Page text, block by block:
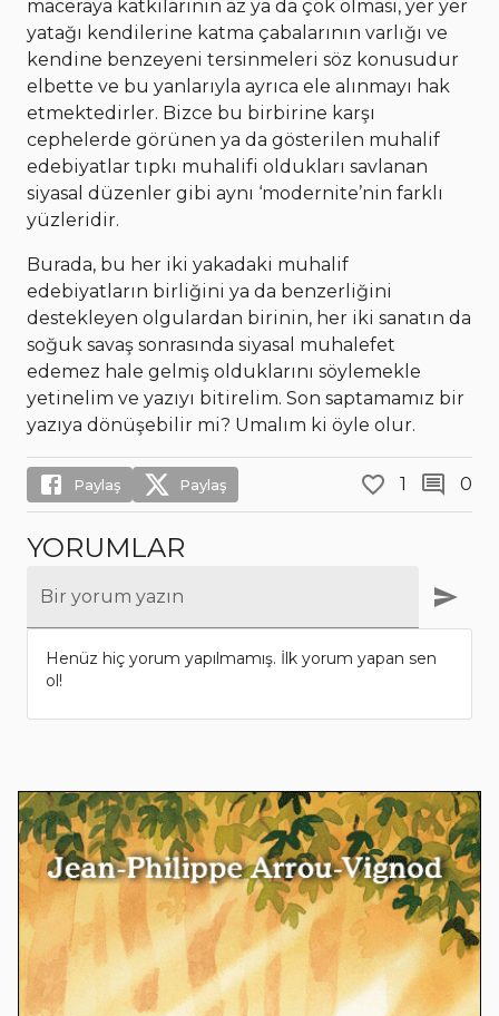
maceraya katkılarının az ya da çok olması, yer yer
yatağı kendilerine katma çabalarının varlığı ve
kendine benzeyeni tersinmeleri söz konusudur
elbette ve bu yanlarıyla ayrıca ele alınmayı hak
etmektedirler. Bizce bu birbirine karşı
cephelerde görünen ya da gösterilen muhalif
edebiyatlar tıpkı muhalifi oldukları savlanan
siyasal düzenler gibi aynı ‘modernite’nin farklı
yüzleridir.
Burada, bu her iki yakadaki muhalif
edebiyatların birliğini ya da benzerliğini
destekleyen olgulardan birinin, her iki sanatın da
soğuk savaş sonrasında siyasal muhalefet
edemez hale gelmiş olduklarını söylemekle
yetinelim ve yazıyı bitirelim. Son saptamamız bir
yazıya dönüşebilir mi? Umalım ki öyle olur.
Paylaş Paylaş 1 0
YORUMLAR
Bir yorum yazın
Henüz hiç yorum yapılmamış. İlk yorum yapan sen
ol!